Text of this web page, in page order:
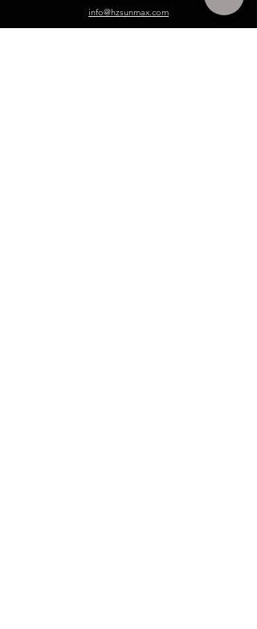
info@hzsunmax.com